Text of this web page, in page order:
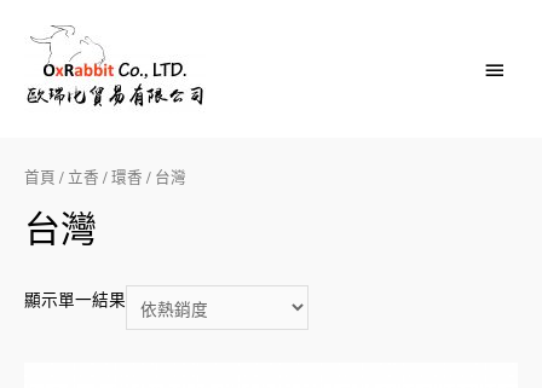
Main
首頁 / 立香 /環香 / 台灣
台灣
顯示單一結果